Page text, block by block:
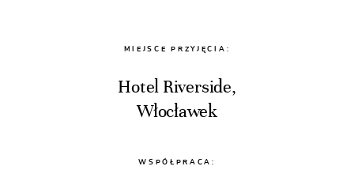
MIEJSCE PRZYJĘCIA:
Hotel Riverside,
Włocławek
WSPÓŁPRACA: